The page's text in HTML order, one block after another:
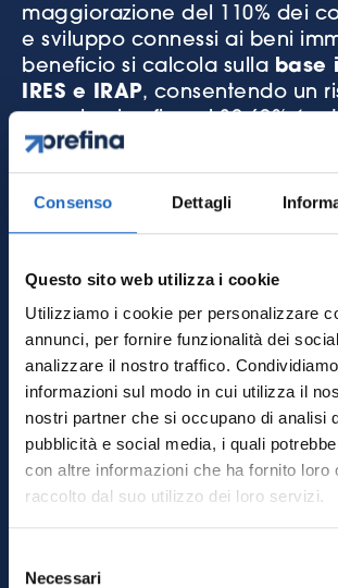
Consenso Dettagli
Questo sito web utilizza i cookie
Utilizziamo i cookie per personalizzare
annunci, per fornire funzionalità dei
analizzare il nostro traffico.
informazioni sul modo in cui utilizza il
nostri partner che si occupano di analisi
pubblicità e social media, i quali
con altre informazioni che ha fornito loro
raccolto dal suo utilizzo dei loro servizi.
delNecessari
maggiorazione del 110% dei
e sviluppo connessi ai beni
beneficio si calcola sulla base
IRES e IRAP, consentendo un
complessivo fino al 30,69% (se
del costo agevolato.
periodo d’imposta in cui
utilizzo economico del bene
presenza di componenti
riconducibili all’IP (Intellectual
ovvero ibeni immateriali
generano reddito, comead
Ricavi diretti(royalties da
d’uso, corrispettivi da
diritto);
Ricavi indiretti(vendita di
economico documentato);